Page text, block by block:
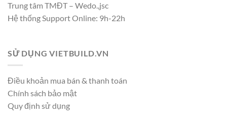
Trung tâm TMĐT – Wedo.,jsc
Hệ thống Support Online: 9h-22h
SỬ DỤNG VIETBUILD.VN
Điều khoản mua bán & thanh toán
Chính sách bảo mật
Quy định sử dụng